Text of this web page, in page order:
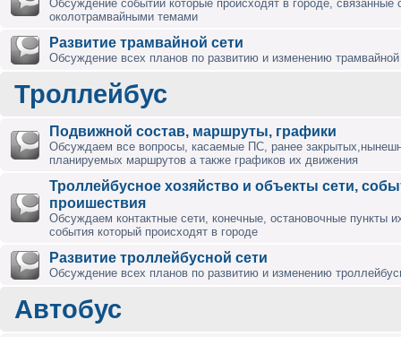
Обсуждение событий которые происходят в городе, связанные
околотрамвайными темами
Развитие трамвайной сети
Обсуждение всех планов по развитию и изменению трамвайной
Троллейбус
Подвижной состав, маршруты, графики
Обсуждаем все вопросы, касаемые ПС, ранее
планируемых маршрутов а также графиков их движения
Троллейбусное хозяйство и объекты сети,
проишествия
Обсуждаем контактные сети, конечные, остановочные пункты
события который происходят в городе
Развитие троллейбусной сети
Обсуждение всех планов по развитию и изменению
Автобус